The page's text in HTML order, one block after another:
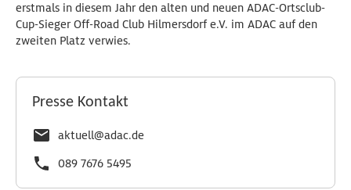
erstmals in diesem Jahr den alten und neuen ADAC-Ortsclub-
Cup-Sieger Off-Road Club Hilmersdorf e.V. im ADAC auf den
zweiten Platz verwies.
Presse Kontakt
aktuell@adac.de
089 7676 5495